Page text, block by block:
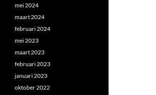
mei 2024
maart 2024
februari 2024
mei 2023
maart 2023
februari 2023
januari 2023
oktober 2022